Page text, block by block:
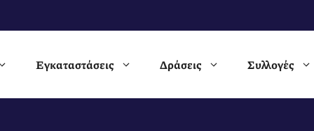
Εγκαταστάσεις Δράσεις Συλλογές